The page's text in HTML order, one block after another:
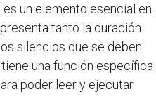
es un elemento esencial en
tanto la duración
silencios que se deben
una función específica
poder leer y ejecutar